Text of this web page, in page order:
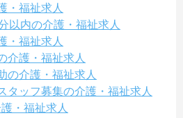
・福祉求人
以内の介護・福祉求人
・福祉求人
介護・福祉求人
の介護・福祉求人
タッフ募集の介護・福祉求人
・福祉求人